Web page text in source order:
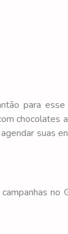
para
chocolates
suas
no